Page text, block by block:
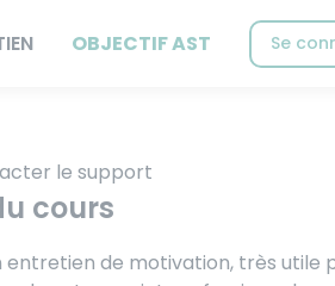
OBJECTIF AST Se
le support
cours
entretien de motivation, très utile